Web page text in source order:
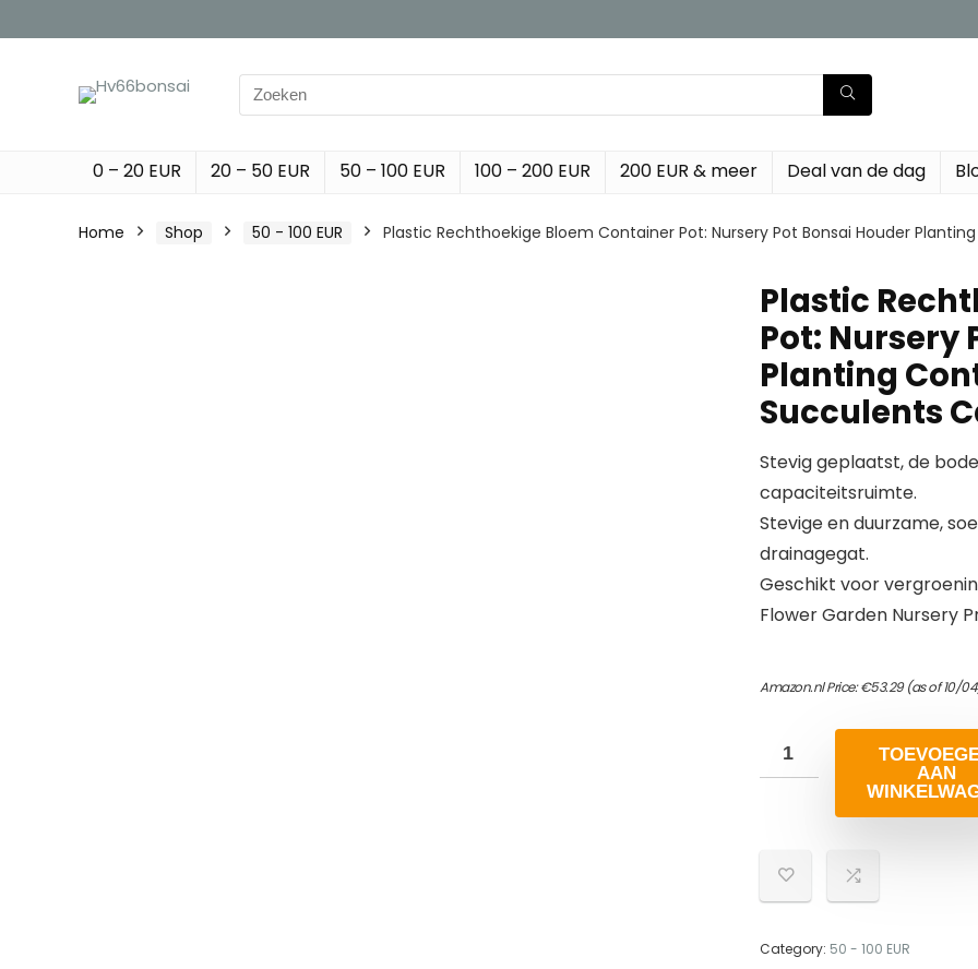
Search
for:
0 – 20 EUR 20 – 50 EUR 50 – 100 EUR 100 – 200 EUR 200 EUR & meer Deal van de dag
Home Shop 50 - 100 EUR Plastic Rechthoekige Bloem Container Pot: Nursery Pot Bonsai Houder
Plastic
Pot: Nursery
Planting
Succulents
Stevig geplaatst, de
capaciteitsruimte.
Stevige en duurzame,
drainagegat.
Geschikt voor
Flower Garden Nursery
Amazon.nl Price:€53.29(as of 10/
AAN
Category: 50 - 100 EUR